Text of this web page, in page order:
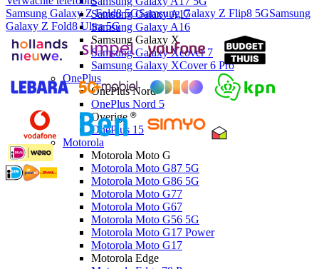
Samsung Galaxy A17
Samsung Galaxy A16
Samsung Galaxy X
Samsung Galaxy Xcover 7
Samsung Galaxy XCover 6 Pro
OnePlus
OnePlus Nord
OnePlus Nord 5
Overige
OnePlus 15
Motorola
Motorola Moto G
Motorola Moto G87 5G
Motorola Moto G86 5G
Motorola Moto G77
Motorola Moto G67
Motorola Moto G56 5G
Motorola Moto G17 Power
Motorola Moto G17
Motorola Edge
Samsung Galaxy Z Fold8 5GSamsung Galaxy Z Flip8 5GSamsung
Galaxy Z Fold8 Ultra 5G